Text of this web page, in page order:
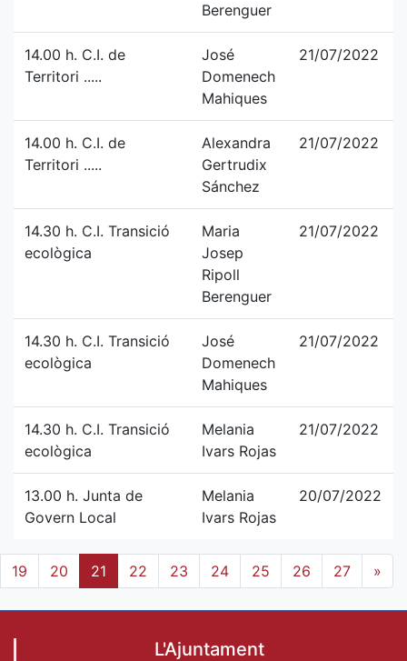
Berenguer
14.00 h. C.I. de
Territori .....
José
Domenech
Mahiques
21/07/2022
14.00 h. C.I. de
Territori .....
Alexandra
Gertrudix
Sánchez
21/07/2022
14.30 h. C.I. Transició
ecològica
Maria
Josep
Ripoll
Berenguer
21/07/2022
14.30 h. C.I. Transició
ecològica
José
Domenech
Mahiques
21/07/2022
14.30 h. C.I. Transició
ecològica
Melania
Ivars Rojas
21/07/2022
13.00 h. Junta de
Govern Local
Melania
Ivars Rojas
20/07/2022
19 20 21 22 23 24 25 26 27 »
L'Ajuntament